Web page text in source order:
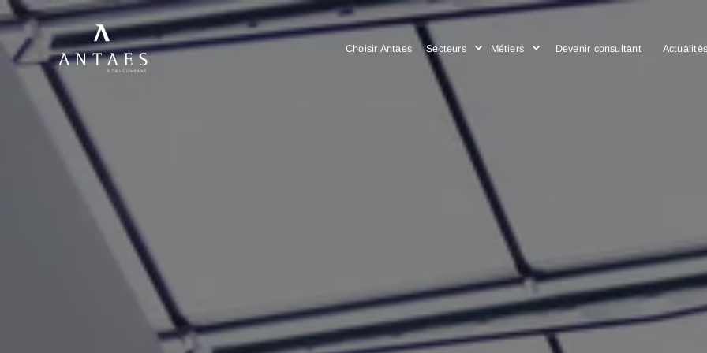
Choisir Antaes Secteurs Métiers Devenir consultant